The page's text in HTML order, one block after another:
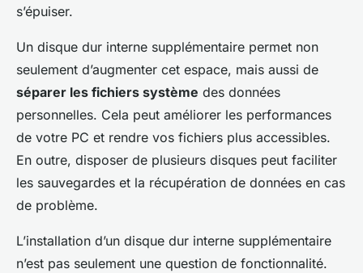
s’épuiser.
Un disque dur interne supplémentaire permet non
seulement d’augmenter cet espace, mais aussi de
séparer les fichiers système des données
personnelles. Cela peut améliorer les performances
de votre PC et rendre vos fichiers plus accessibles.
En outre, disposer de plusieurs disques peut faciliter
les sauvegardes et la récupération de données en cas
de problème.
L’installation d’un disque dur interne supplémentaire
n’est pas seulement une question de fonctionnalité.